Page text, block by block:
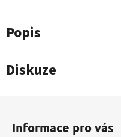
Popis
Diskuze
Informace pro vás